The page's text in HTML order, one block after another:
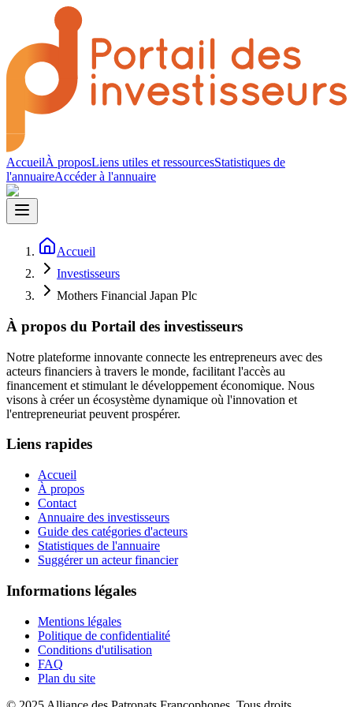
AccueilÀ proposLiens utiles et ressourcesStatistiques de
l'annuaireAccéder à l'annuaire
Accueil
Investisseurs
Mothers Financial Japan Plc
À propos du Portail des investisseurs
Notre plateforme innovante connecte les entrepreneurs avec des
acteurs financiers à travers le monde, facilitant l'accès au
financement et stimulant le développement économique. Nous
visons à créer un écosystème dynamique où l'innovation et
l'entrepreneuriat peuvent prospérer.
Liens rapides
Accueil
À propos
Contact
Annuaire des investisseurs
Guide des catégories d'acteurs
Statistiques de l'annuaire
Suggérer un acteur financier
Informations légales
Mentions légales
Politique de confidentialité
Conditions d'utilisation
FAQ
Plan du site